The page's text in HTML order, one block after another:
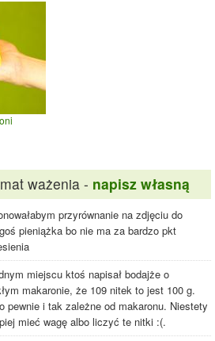
ważenia - napisz własną
przyrównanie na zdjęciu do
pieniążka bo nie ma za bardzo pkt
miejscu ktoś napisał bodajże o
makaronie, że 109 nitek to jest 100 g.
pewnie i tak zależne od makaronu. Niestety
mieć wagę albo liczyć te nitki :(.